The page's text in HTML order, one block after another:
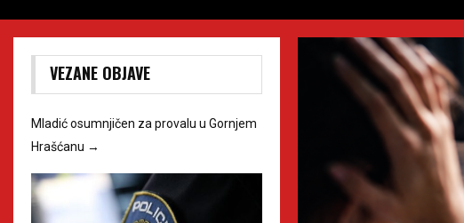
VEZANE OBJAVE
Mladić osumnjičen za provalu u Gornjem
Hrašćanu →